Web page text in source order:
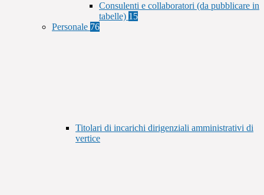
Consulenti e collaboratori (da pubblicare in
tabelle) 15
Personale 76
Titolari di incarichi dirigenziali amministrativi di
vertice